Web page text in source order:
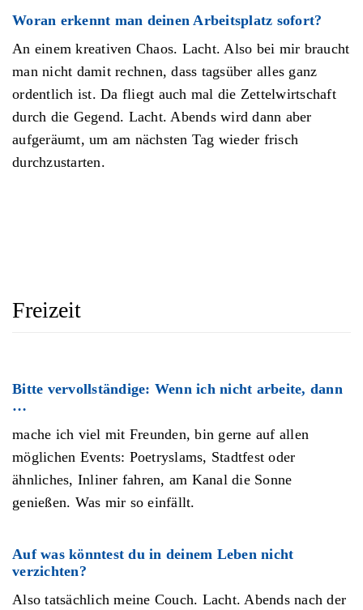
Woran erkennt man deinen Arbeitsplatz sofort?
An einem kreativen Chaos. Lacht. Also bei mir braucht
man nicht damit rechnen, dass tagsüber alles ganz
ordentlich ist. Da fliegt auch mal die Zettelwirtschaft
durch die Gegend. Lacht. Abends wird dann aber
aufgeräumt, um am nächsten Tag wieder frisch
durchzustarten.
Freizeit
Bitte vervollständige: Wenn ich nicht arbeite, dann
…
mache ich viel mit Freunden, bin gerne auf allen
möglichen Events: Poetryslams, Stadtfest oder
ähnliches, Inliner fahren, am Kanal die Sonne
genießen. Was mir so einfällt.
Auf was könntest du in deinem Leben nicht
verzichten?
Also tatsächlich meine Couch. Lacht. Abends nach der